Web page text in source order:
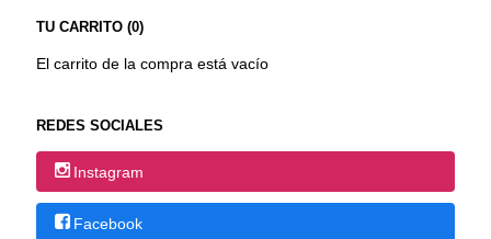
TU CARRITO (0)
El carrito de la compra está vacío
REDES SOCIALES
Instagram
Facebook